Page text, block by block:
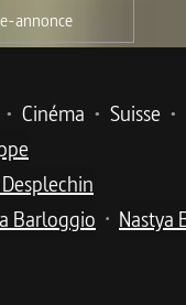
annonce
• Cinéma • Suisse •
Barloggio • Nastya